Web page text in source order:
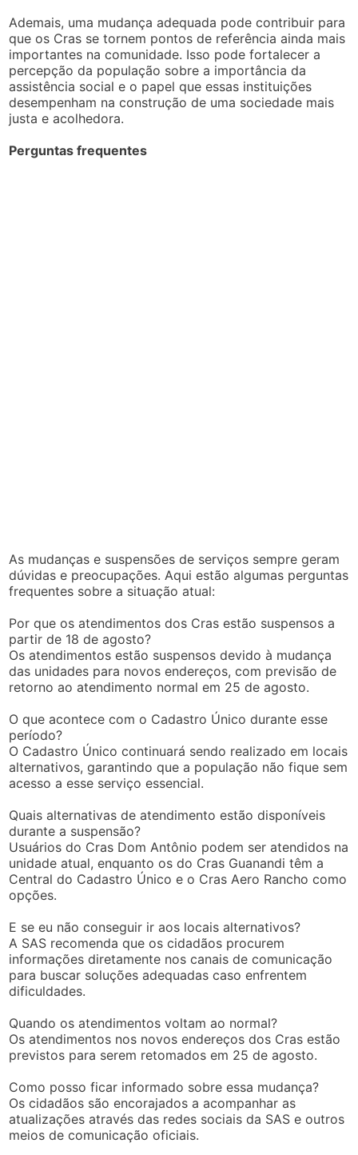
Ademais, uma mudança adequada pode contribuir para
que os Cras se tornem pontos de referência ainda mais
importantes na comunidade. Isso pode fortalecer a
percepção da população sobre a importância da
assistência social e o papel que essas instituições
desempenham na construção de uma sociedade mais
justa e acolhedora.
Perguntas frequentes
As mudanças e suspensões de serviços sempre geram
dúvidas e preocupações. Aqui estão algumas perguntas
frequentes sobre a situação atual:
Por que os atendimentos dos Cras estão suspensos a
partir de 18 de agosto?
Os atendimentos estão suspensos devido à mudança
das unidades para novos endereços, com previsão de
retorno ao atendimento normal em 25 de agosto.
O que acontece com o Cadastro Único durante esse
período?
O Cadastro Único continuará sendo realizado em locais
alternativos, garantindo que a população não fique sem
acesso a esse serviço essencial.
Quais alternativas de atendimento estão disponíveis
durante a suspensão?
Usuários do Cras Dom Antônio podem ser atendidos na
unidade atual, enquanto os do Cras Guanandi têm a
Central do Cadastro Único e o Cras Aero Rancho como
opções.
E se eu não conseguir ir aos locais alternativos?
A SAS recomenda que os cidadãos procurem
informações diretamente nos canais de comunicação
para buscar soluções adequadas caso enfrentem
dificuldades.
Quando os atendimentos voltam ao normal?
Os atendimentos nos novos endereços dos Cras estão
previstos para serem retomados em 25 de agosto.
Como posso ficar informado sobre essa mudança?
Os cidadãos são encorajados a acompanhar as
atualizações através das redes sociais da SAS e outros
meios de comunicação oficiais.